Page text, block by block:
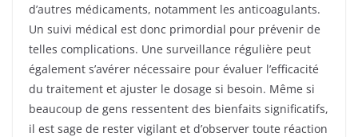
d’autres médicaments, notamment les anticoagulants.
Un suivi médical est donc primordial pour prévenir de
telles complications. Une surveillance régulière peut
également s’avérer nécessaire pour évaluer l’efficacité
du traitement et ajuster le dosage si besoin. Même si
beaucoup de gens ressentent des bienfaits significatifs,
il est sage de rester vigilant et d’observer toute réaction